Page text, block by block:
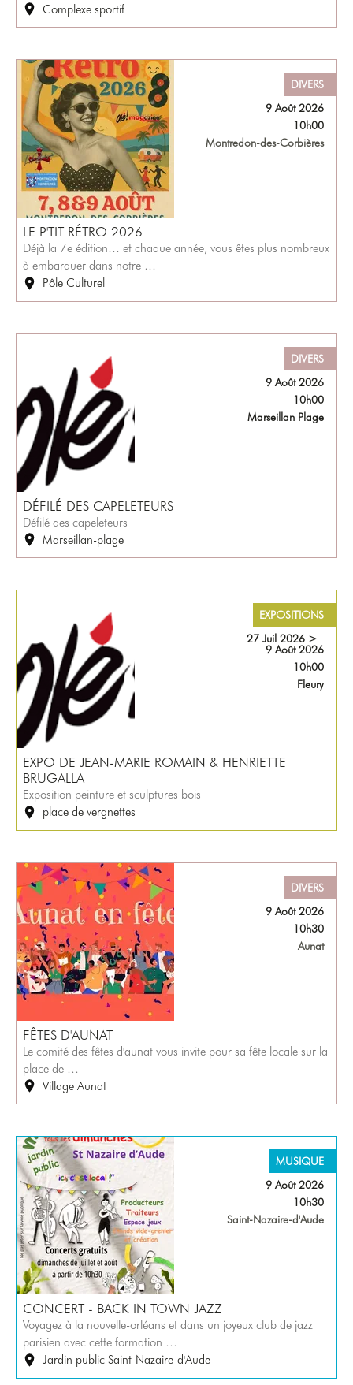
Complexe sportif
DIVERS
9 Août 2026
10h00
Montredon-des-Corbières
LE P'TIT RÉTRO 2026
Déjà la 7e édition… et chaque année, vous êtes plus nombreux
à embarquer dans notre …
Pôle Culturel
DIVERS
9 Août 2026
10h00
Marseillan Plage
DÉFILÉ DES CAPELETEURS
Défilé des capeleteurs
Marseillan-plage
EXPOSITIONS
27 Juil 2026 >
9 Août 2026
10h00
Fleury
EXPO DE JEAN-MARIE ROMAIN & HENRIETTE
BRUGALLA
Exposition peinture et sculptures bois
place de vergnettes
DIVERS
9 Août 2026
10h30
Aunat
FÊTES D'AUNAT
Le comité des fêtes d'aunat vous invite pour sa fête locale sur la
place de …
Village Aunat
MUSIQUE
9 Août 2026
10h30
Saint-Nazaire-d'Aude
CONCERT - BACK IN TOWN JAZZ
Voyagez à la nouvelle-orléans et dans un joyeux club de jazz
parisien avec cette formation …
Jardin public Saint-Nazaire-d'Aude